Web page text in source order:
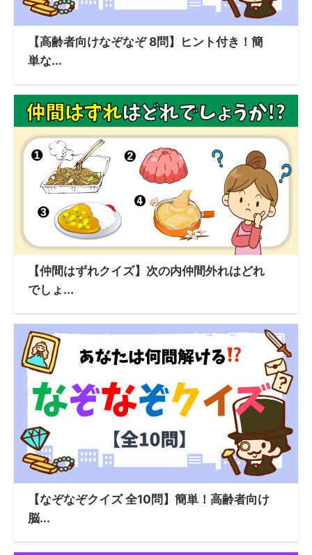
【高齢者向けなぞなぞ 8問】ヒント付き！簡
単な...
【仲間はずれクイズ】次の内仲間外れはどれ
でしょ...
【なぞなぞクイズ 全10問】簡単！高齢者向け
脳...